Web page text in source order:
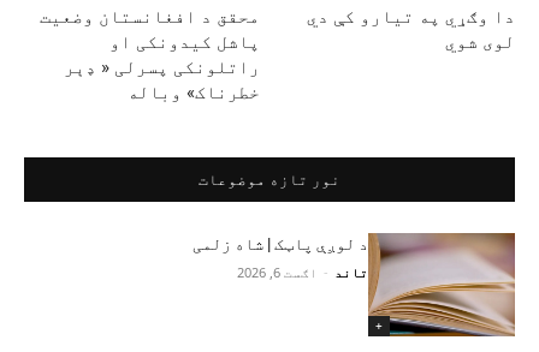
محقق د افغانستان وضعیت
پاشل کیدونکی او
راتلونکی پسرلی « ډېر
خطرناک» وباله
دا وګړي په تيارو کې دي
لوی شوي
نور تازه موضوعات
+
د لوږې پاټک | شاه زلمی
تاند - اګست 6, 2026